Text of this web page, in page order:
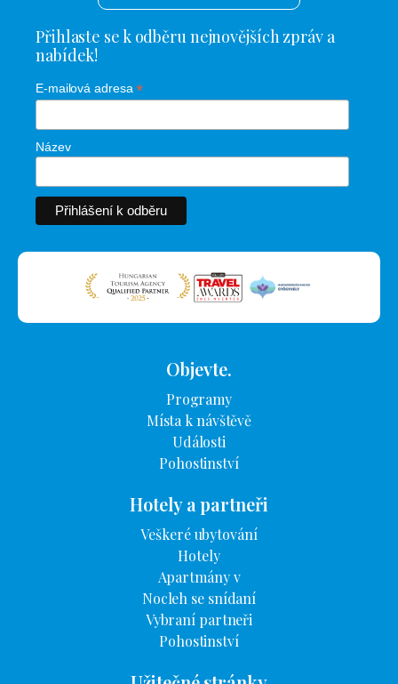
Přihlaste se k odběru nejnovějších zpráv a
nabídek!
E-mailová adresa*
Název
Objevte.
Programy
Místa k návštěvě
Události
Pohostinství
Hotely a partneři
Veškeré ubytování
Hotely
Apartmány v
Nocleh se snídaní
Vybraní partneři
Pohostinství